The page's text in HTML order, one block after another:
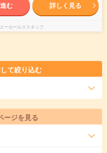
む 詳しく見る
ーセールススタッフ
て絞り込む
ージを見る